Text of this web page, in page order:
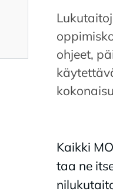
ohjeet,
Kaik­ki
taa ne